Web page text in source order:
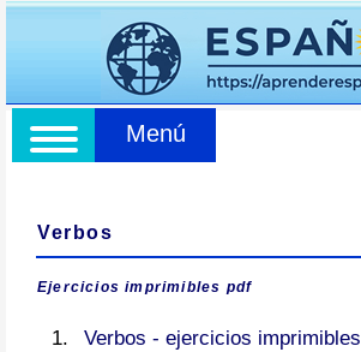
Menú
Verbos
Ejercicios imprimibles pdf
Verbos - ejercicios imprimibles